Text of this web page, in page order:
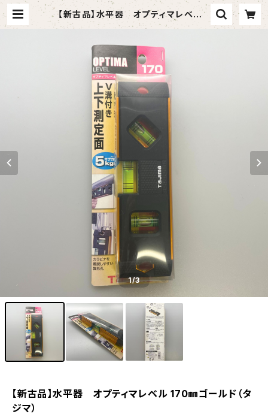
【新古品】水平器 オプティマレベル 1
70㎜ゴールド（タジマ） | tomasho
1/3
【新古品】水平器 オプティマレベル 170㎜ゴールド（タ
ジマ）